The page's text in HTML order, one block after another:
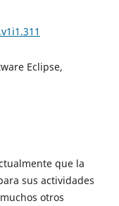
Eclipse,
que la
sus actividades
otros